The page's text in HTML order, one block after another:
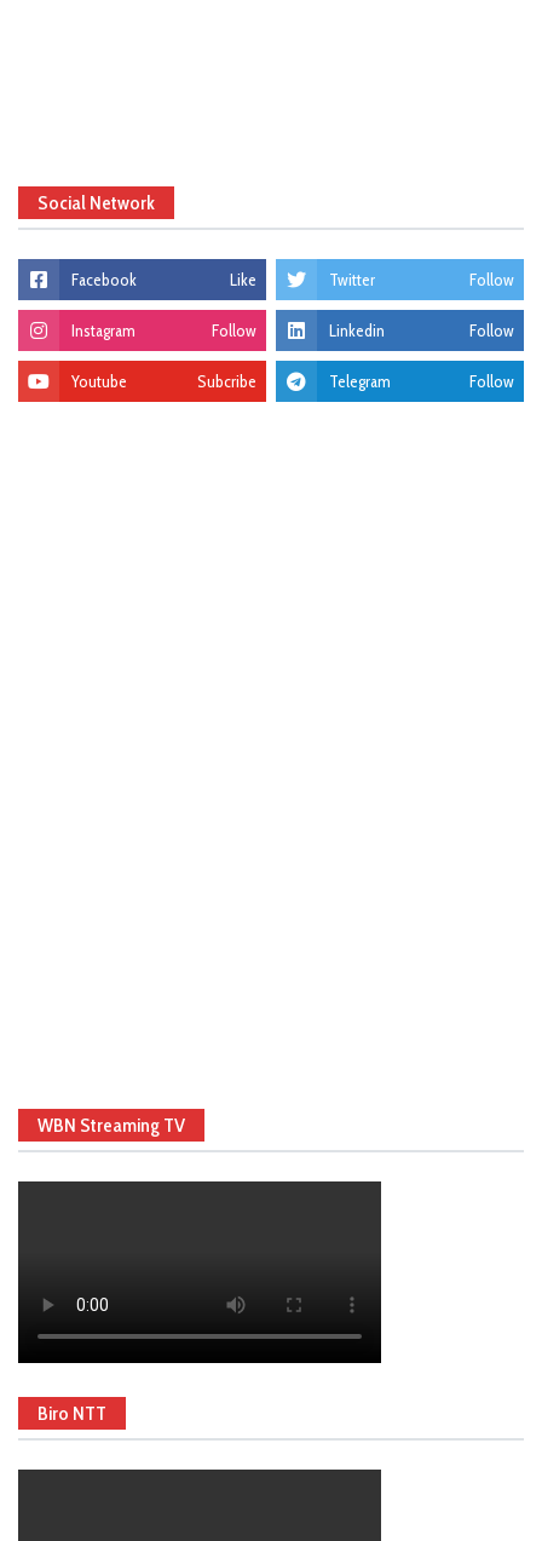
Social Network
Facebook Like Twitter Follow
Instagram Follow Linkedin Follow
Youtube Subcribe Telegram Follow
WBN Streaming TV
Biro NTT